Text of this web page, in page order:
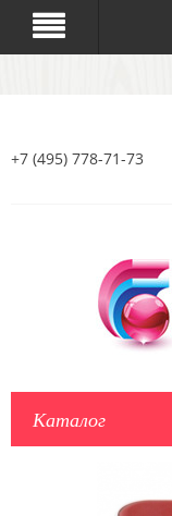
+7 (495) 778-71-73
Каталог